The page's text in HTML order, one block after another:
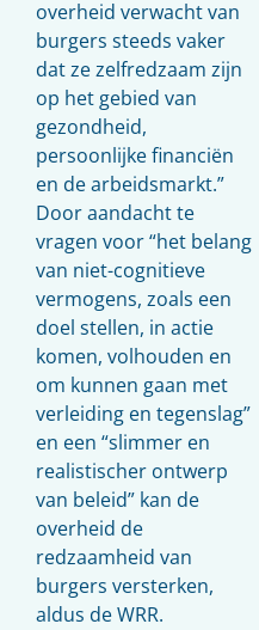
overheid verwacht van
burgers steeds vaker
dat ze zelfredzaam zijn
op het gebied van
gezondheid,
persoonlijke financiën
en de arbeidsmarkt.”
Door aandacht te
vragen voor “het belang
van niet-cognitieve
vermogens, zoals een
doel stellen, in actie
komen, volhouden en
om kunnen gaan met
verleiding en tegenslag”
en een “slimmer en
realistischer ontwerp
van beleid” kan de
overheid de
redzaamheid van
burgers versterken,
aldus deWRR.